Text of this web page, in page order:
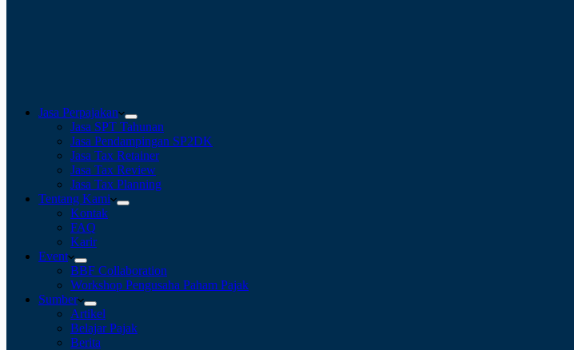
Jasa Perpajakan
Jasa SPT Tahunan
Jasa Pendampingan SP2DK
Jasa Tax Retainer
Jasa Tax Review
Jasa Tax Planning
Tentang Kami
Kontak
FAQ
Karir
Event
BBF Collaboration
Workshop Pengusaha Paham Pajak
Sumber
Artikel
Belajar Pajak
Berita